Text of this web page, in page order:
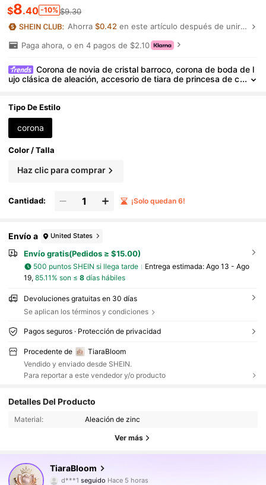
$8.40 -10% $9.30
Ahorra $0.42en este artículo después de unirte.
Paga ahora, o en 4 pagos de $2.10
Corona de novia de cristal barroco, corona de boda de l
ujo clásica de aleación, accesorio de tiara de princesa de c
n Valentín
Tipo De Estilo
corona
Color / Talla
Haz clic para comprar
Cantidad: ¡Solo quedan 6!
Envío a United States
Envío gratis(Pedidos ≥ $15.00)
500 puntos SHEIN si llega tarde Entrega estimada: Ago 13 - Ago
19, 85.11% son ≤ 8días hábiles
Devoluciones gratuitas en 30 días
Se aplican los términos y condiciones
Pagos seguros · Protección de privacidad
Procedente de
TiaraBloom
Vendido y enviado desde SHEIN.
Para reportar a este vendedor y/o producto
Detalles Del Producto
Material: Aleación de zinc
Ver más
TiaraBloom
4.82 2.6K Seguidores
d***1seguido
j***5está navegando